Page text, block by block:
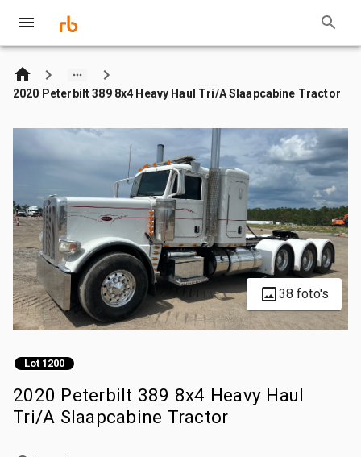
2020 Peterbilt 389 8x4 Heavy Haul Tri/A Slaapcabine Tractor
38 foto's
Lot 1200
2020 Peterbilt 389 8x4 Heavy Haul
Tri/A Slaapcabine Tractor